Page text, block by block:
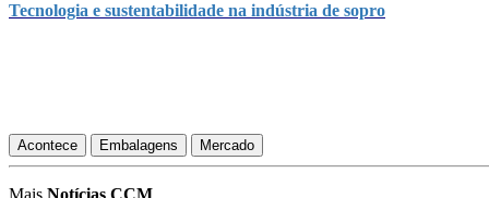
Tecnologia e sustentabilidade na indústria de sopro
Acontece Embalagens Mercado